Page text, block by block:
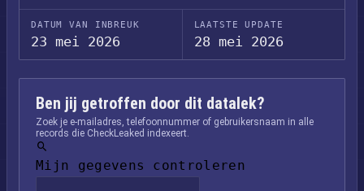
DATUM VAN INBREUK
23 mei 2026
LAATSTE UPDATE
28 mei 2026
Ben jij getroffen door dit datalek?
Zoek je e-mailadres, telefoonnummer of gebruikersnaam in alle
records die CheckLeaked indexeert.
Mijn gegevens controleren